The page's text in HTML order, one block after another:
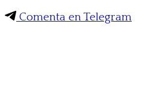
Comenta en Telegram